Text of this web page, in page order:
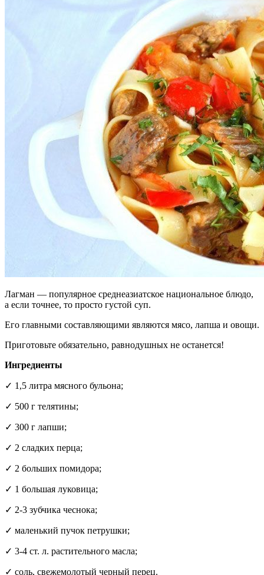
Лагман — популярное среднеазиатское национальное блюдо,
а если точнее, то просто густой суп.
Его главными составляющими являются мясо, лапша и овощи.
Приготовьте обязательно, равнодушных не останется!
Ингредиенты
✓ 1,5 литра мясного бульона;
✓ 500 г телятины;
✓ 300 г лапши;
✓ 2 сладких перца;
✓ 2 больших помидора;
✓ 1 большая луковица;
✓ 2-3 зубчика чеснока;
✓ маленький пучок петрушки;
✓ 3-4 ст. л. растительного масла;
✓ соль, свежемолотый черный перец.